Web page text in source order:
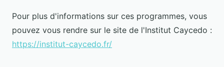
Pour plus d'informations sur ces programmes, vous
pouvez vous rendre sur le site de l'Institut Caycedo :
https://institut-caycedo.fr/